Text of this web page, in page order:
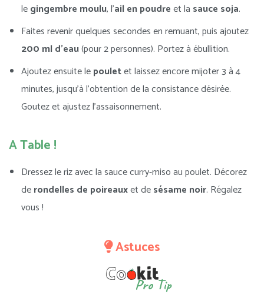
legingembre moulu, l’ail en poudreet la sauce soja.
Faites revenir quelques secondes en remuant, puis ajoutez
200 ml d’eau(pour 2 personnes). Portez à ébullition.
Ajoutez ensuite lepouletet laissez encore mijoter 3 à 4
minutes, jusqu’à l’obtention de la consistance désirée.
Goutez et ajustez l’assaisonnement.
A Table !
Dressez le riz avec la sauce curry-miso au poulet. Décorez
derondelles de poireauxet desésame noir. Régalez
vous !
Astuces
Pro Tip